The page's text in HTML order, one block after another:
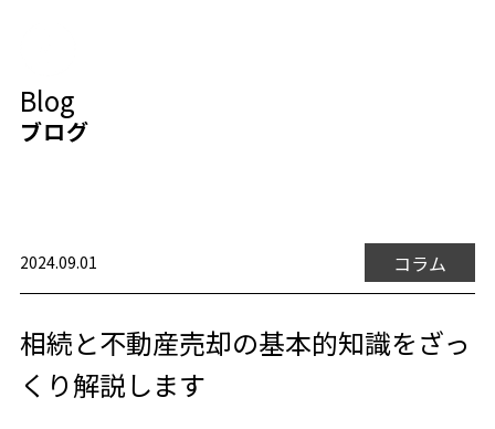
Blog
ブログ
2024.09.01 コラム
相続と不動産売却の基本的知識をざっ
くり解説します